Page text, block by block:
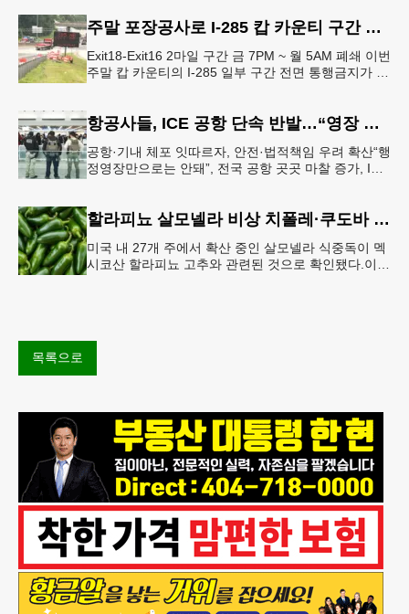
주말 포장공사로 I-285 캅 카운티 구간 통행금지
Exit18-Exit16 2마일 구간 금 7PM ~ 월 5AM 폐쇄 이번
주말 캅 카운티의 I-285 일부 구간 전면 통행금지가 시
항공사들, ICE 공항 단속 반발…“영장 없인 협조 불가”
공항·기내 체포 잇따르자, 안전·법적책임 우려 확산“행
정영장만으로는 안돼”, 전국 공항 곳곳 마찰 증가, ICE
할라피뇨 살모넬라 비상 치폴레·쿠도바 긴급 회수
미국 내 27개 주에서 확산 중인 살모넬라 식중독이 멕
시코산 할라피뇨 고추와 관련된 것으로 확인됐다.이에
목록으로